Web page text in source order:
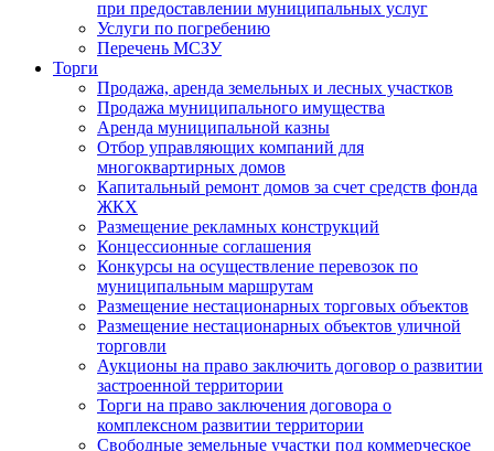
при предоставлении муниципальных услуг
Услуги по погребению
Перечень МСЗУ
Торги
Продажа, аренда земельных и лесных участков
Продажа муниципального имущества
Аренда муниципальной казны
Отбор управляющих компаний для
многоквартирных домов
Капитальный ремонт домов за счет средств фонда
ЖКХ
Размещение рекламных конструкций
Концессионные соглашения
Конкурсы на осуществление перевозок по
муниципальным маршрутам
Размещение нестационарных торговых объектов
Размещение нестационарных объектов уличной
торговли
Аукционы на право заключить договор о развитии
застроенной территории
Торги на право заключения договора о
комплексном развитии территории
Свободные земельные участки под коммерческое